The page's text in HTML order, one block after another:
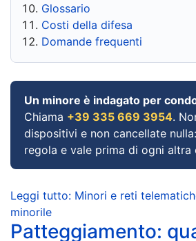
Glossario
Costi della difesa
Domande frequenti
Un minore è indagato per
Chiama +39 335 669 3954.
dispositivi e non cancellate
regola e vale prima di ogni altra
Leggi tutto: Minori e reti
minorile
Patteggiamento: